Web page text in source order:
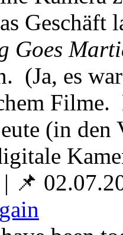
Geschäft
Goes
(Ja, es
Filme.
(in den
| 📌